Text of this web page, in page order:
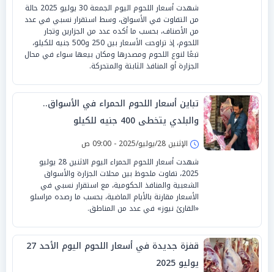
شهدت أسعار اللحوم اليوم الجمعة 30 يوليو 2025 حالة
من التفاوت في الأسواق، وسط استقرار نسبي في عدد
من الأصناف، بحسب ما أكده عدد من الجزارين وتجار
اللحوم، إذ تراوحت الأسعار بين 250 و500 جنيه للكيلو،
تبعًا لنوع اللحوم ومصدرها ومكان بيعها سواء في محال
الجزارة أو المنافذ الثابتة والمتحركة.
تباين أسعار اللحوم الحمراء في الأسواق..
والبلدي يتخطى 400 جنيه للكيلو
الإثنين 28/يوليو/2025 - 09:00 ص
شهدت أسعار اللحوم الحمراء اليوم الاثنين 28 يوليو
2025، تفاوت ملحوظ بين محلات الجزارة والأسواق
الشعبية والمنافذ الحكومية، مع استقرار نسبي في
الأسعار مقارنة بالأيام الماضية، بحسب ما رصده مراسلو
«القارئ نيوز» في عدد من المناطق.
قفزة جديدة في أسعار اللحوم اليوم الأحد 27
يوليو 2025